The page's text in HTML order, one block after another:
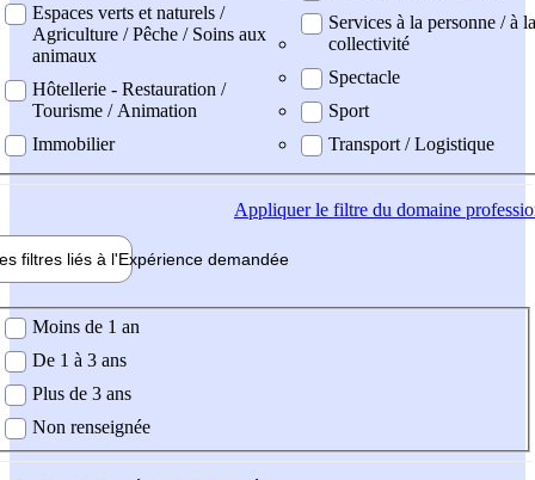
Espaces verts et naturels /
Agriculture / Pêche / Soins aux
animaux
Hôtellerie - Restauration /
Tourisme / Animation
Immobilier
Services à la personne / à la
collectivité
Spectacle
Sport
Transport / Logistique
Appliquerle filtre du domaine
filtres liés à l'Expérience demandée
demandée
Moins de 1 an
De 1 à 3 ans
Plus de 3 ans
Non renseignée